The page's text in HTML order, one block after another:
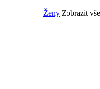
Ženy Zobrazit